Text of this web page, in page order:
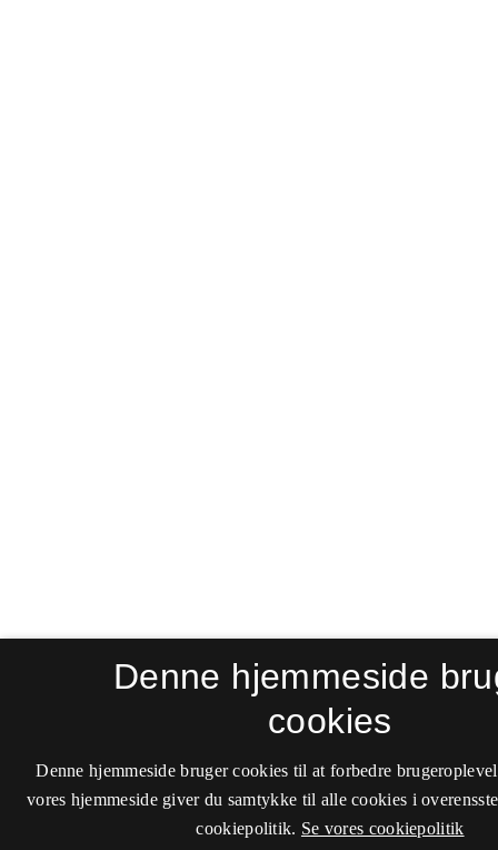
Denne hjemmeside
cookies
Denne hjemmeside bruger cookies til at forbedre
vores hjemmeside giver du samtykke til alle cookies i
cookiepolitik. Se vores cookiepolitik